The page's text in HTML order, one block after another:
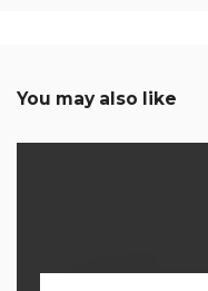
You may also like